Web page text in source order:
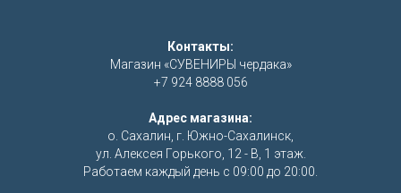
Контакты:
Магазин «СУВЕНИРЫ чердака»
+7 924 8888 056
Адрес магазина:
о. Сахалин, г. Южно-Сахалинск,
ул. Алексея Горького, 12 - В, 1 этаж.
Работаем каждый день с 09:00 до 20:00.